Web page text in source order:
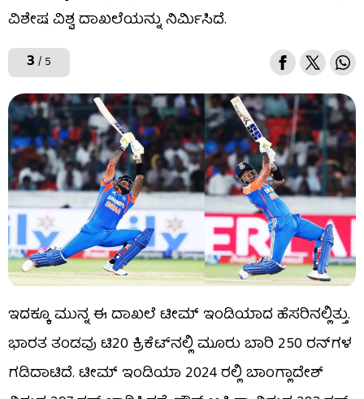
ವಿಶೇಷ ವಿಶ್ವ ದಾಖಲೆಯನ್ನು ನಿರ್ಮಿಸಿದೆ.
3 / 5
ಇದಕ್ಕೂ ಮುನ್ನ ಈ ದಾಖಲೆ ಟೀಮ್ ಇಂಡಿಯಾದ ಹೆಸರಿನಲ್ಲಿತ್ತು.
ಭಾರತ ತಂಡವು ಟಿ20 ಕ್ರಿಕೆಟ್​ನಲ್ಲಿ ಮೂರು ಬಾರಿ 250 ರನ್​ಗಳ
ಗಡಿದಾಟಿದೆ. ಟೀಮ್ ಇಂಡಿಯಾ 2024 ರಲ್ಲಿ ಬಾಂಗ್ಲಾದೇಶ್